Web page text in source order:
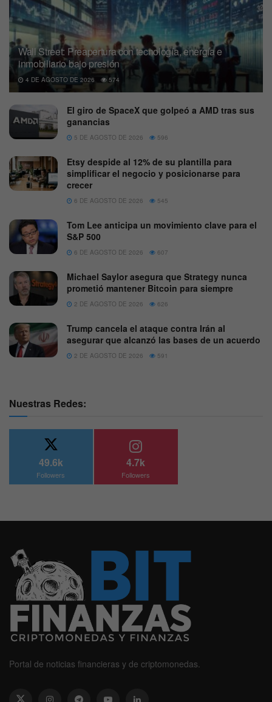
Wall Street: Preapertura con tecnología, energía e
inmobiliario bajo presión
4 DE AGOSTO DE 2026 574
El giro de SpaceX que golpeó a AMD tras sus
ganancias
5 DE AGOSTO DE 2026 596
Etsy despide al 12% de su plantilla para
simplificar el negocio y posicionarse para
crecer
6 DE AGOSTO DE 2026 545
Tom Lee anticipa un movimiento clave para el
S&P 500
6 DE AGOSTO DE 2026 607
Michael Saylor asegura que Strategy nunca
prometió mantener Bitcoin para siempre
2 DE AGOSTO DE 2026 626
Trump cancela el ataque contra Irán al
asegurar que alcanzó las bases de un acuerdo
2 DE AGOSTO DE 2026 591
Nuestras Redes:
49.6k
Followers
4.7k
Followers
Portal de noticias financieras y de criptomonedas.